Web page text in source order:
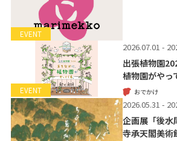
EVENT
EVENT
2026.07.01 -
出張植物園
植物園がや
おでかけ
2026.05.31 -
企画展「後水
寺承天閣美術